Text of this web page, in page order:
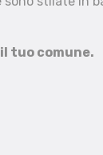
tuo comune.